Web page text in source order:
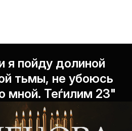
я пойду долиной
тьмы, не убоюсь
мной. Теѓилим 23"